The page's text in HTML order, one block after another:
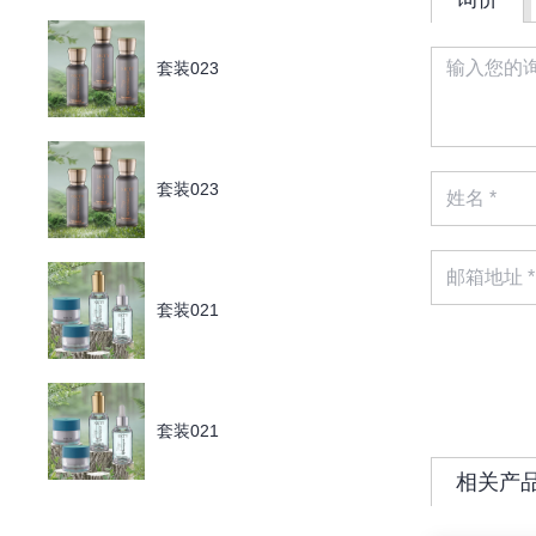
套装023
套装023
套装021
套装021
相关产